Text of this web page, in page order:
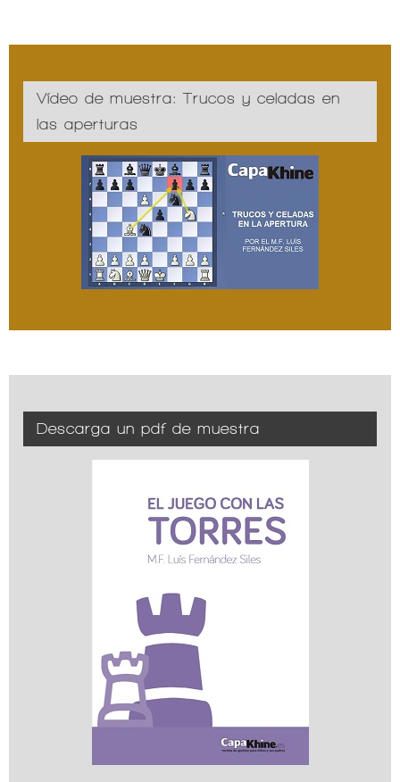
Vídeo de muestra: Trucos y celadas en
las aperturas
Descarga un pdf de muestra